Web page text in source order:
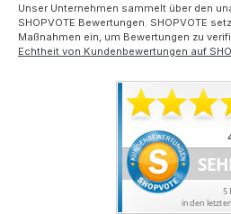
Unser Unternehmen sammelt über den
SHOPVOTE Bewertungen. SHOPVOTE
Maßnahmen ein, um Bewertungen zu
Echtheit von Kundenbewertungen auf